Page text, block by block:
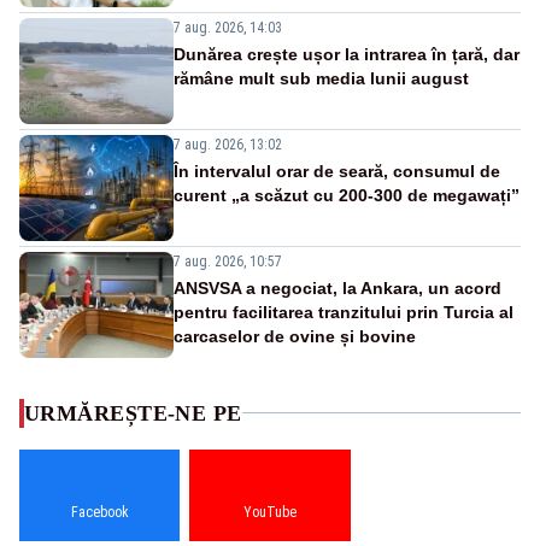
7 aug. 2026, 14:03
Dunărea crește ușor la intrarea în țară, dar
rămâne mult sub media lunii august
7 aug. 2026, 13:02
În intervalul orar de seară, consumul de
curent „a scăzut cu 200-300 de megawați”
7 aug. 2026, 10:57
ANSVSA a negociat, la Ankara, un acord
pentru facilitarea tranzitului prin Turcia al
carcaselor de ovine și bovine
URMĂREȘTE-NE PE
Facebook YouTube